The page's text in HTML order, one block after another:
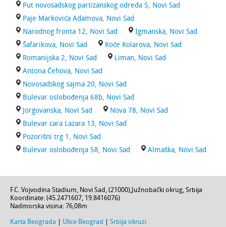
Put novosadskog partizanskog odreda 5, Novi Sad
Paje Markovića Adamova, Novi Sad
Narodnog fronta 12, Novi Sad
Igmanska, Novi Sad
Šafarikova, Novi Sad
Koče Kolarova, Novi Sad
Romanijska 2, Novi Sad
Liman, Novi Sad
Antona Čehova, Novi Sad
Novosadskog sajma 20, Novi Sad
Bulevar oslobođenja 68b, Novi Sad
Jorgovanska, Novi Sad
Nova 78, Novi Sad
Bulevar cara Lazara 13, Novi Sad
Pozorišni trg 1, Novi Sad
Bulevar oslobođenja 58, Novi Sad
Almaška, Novi Sad
F.C. Vojvodina Stadium, Novi Sad, (21000), Južnobački okrug, Srbija
Koordinate: (45.2471607, 19.8416076)
Nadmorska visina: 76,08m
Karta Beograda Ulice Beograd Srbija okruzi